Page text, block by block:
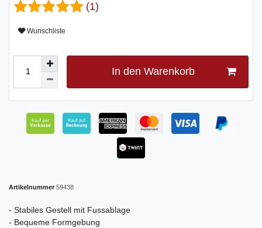
(1)
Wunschliste
In den Warenkorb
Artikelnummer 59438
- Stabiles Gestell mit Fussablage
- Bequeme Formgebung